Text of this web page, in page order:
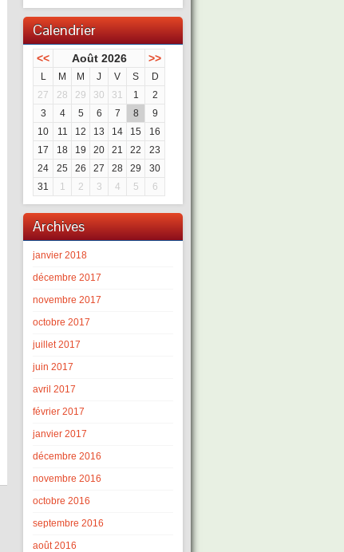
Calendrier
<< Août 2026 >>
L M M J V S
D
27
28 29 30 31 1
2
3
4 5 6 7 8
9
10
11 12 13 14 15
16
17
18 19 20 21 22
23
24
25 26 27 28 29
30
31
1 2 3 4 5 6
Archives
janvier 2018
décembre 2017
novembre 2017
octobre 2017
juillet 2017
juin 2017
avril 2017
février 2017
janvier 2017
décembre 2016
novembre 2016
octobre 2016
septembre 2016
août 2016